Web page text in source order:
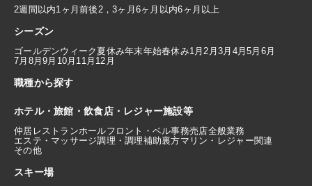
2週間以内1ヶ月前後2，3ヶ月 6ヶ月以内6ヶ月以上
シーズン
ゴールデンウィーク 夏休み年末年始春休み1月2月3月 4月5月 6月
7月 8月9月 10月 11月 12月
職種から探す
ホテル・旅館・飲食店・レジャー施設等
仲居 レストランホールフロント・ベル事務売店全般業務
エステ・マッサージ調理・調理補助裏方マリン・レジャー関連
その他
スキー場